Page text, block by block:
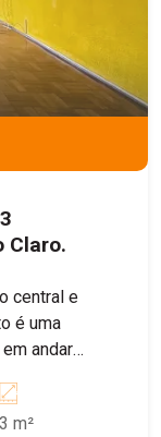
Claro.
central e
é uma
algo cada
O
m²